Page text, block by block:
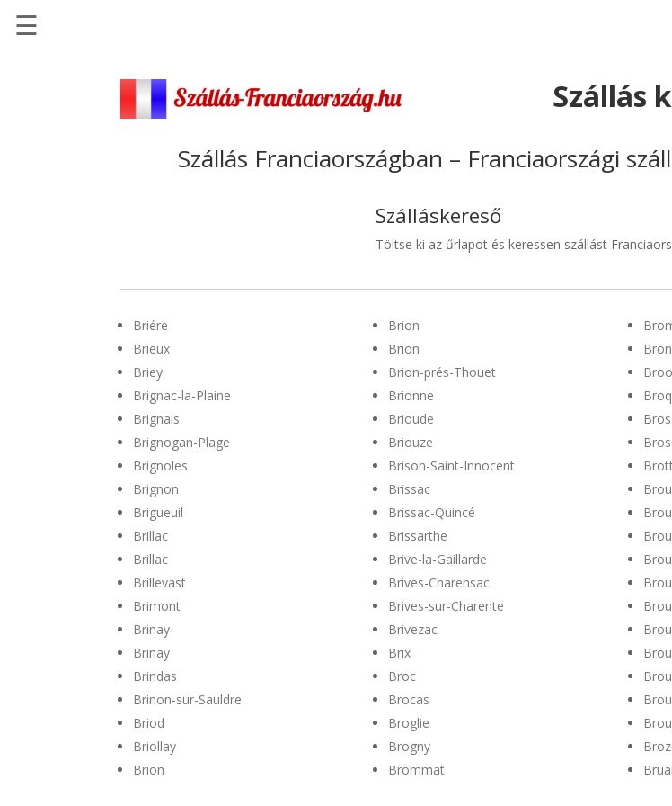
☰
Szállás
Szállás Franciaországban – Franciaországi
Szálláskereső
Töltse ki az űrlapot és keressen szállást
Briére
Brieux
Briey
Brignac-la-Plaine
Brignais
Brignogan-Plage
Brignoles
Brignon
Brigueuil
Brillac
Brillac
Brillevast
Brimont
Brinay
Brinay
Brindas
Brinon-sur-Sauldre
Briod
Briollay
Brion
Brion
Brion
Brion-prés-Thouet
Brionne
Brioude
Briouze
Brison-Saint-Innocent
Brissac
Brissac-Quincé
Brissarthe
Brive-la-Gaillarde
Brives-Charensac
Brives-sur-Charente
Brivezac
Brix
Broc
Brocas
Broglie
Brogny
Brommat
Bron